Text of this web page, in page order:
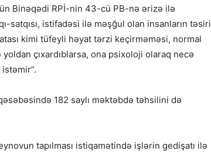
Binəqədi RPİ-nin 43-cü PB-nə ərizə ilə
satqısı, istifadəsi ilə məşğul olan insanların təsiri
kimi tüfeyli həyat tərzi keçirməməsi, normal
yoldan çıxardıblarsa, ona psixoloji olaraq necə
182 saylı məktəbdə təhsilini də
tapılması istiqamətində işlərin gedişatı ilə